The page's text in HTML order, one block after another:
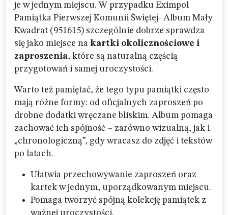
je w jednym miejscu. W przypadku Eximpol
Pamiątka Pierwszej Komunii Świętej- Album Mały
Kwadrat (951615) szczególnie dobrze sprawdza
się jako miejsce na kartki okolicznościowe i
zaproszenia, które są naturalną częścią
przygotowań i samej uroczystości.
Warto też pamiętać, że tego typu pamiątki często
mają różne formy: od oficjalnych zaproszeń po
drobne dodatki wręczane bliskim. Album pomaga
zachować ich spójność – zarówno wizualną, jak i
„chronologiczną”, gdy wracasz do zdjęć i tekstów
po latach.
Ułatwia przechowywanie zaproszeń oraz
kartek w jednym, uporządkowanym miejscu.
Pomaga tworzyć spójną kolekcję pamiątek z
ważnej uroczystości.